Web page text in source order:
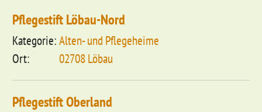
Pflegestift Löbau-Nord
Alten- und Pflegeheime
02708 Löbau
Pflegestift Oberland